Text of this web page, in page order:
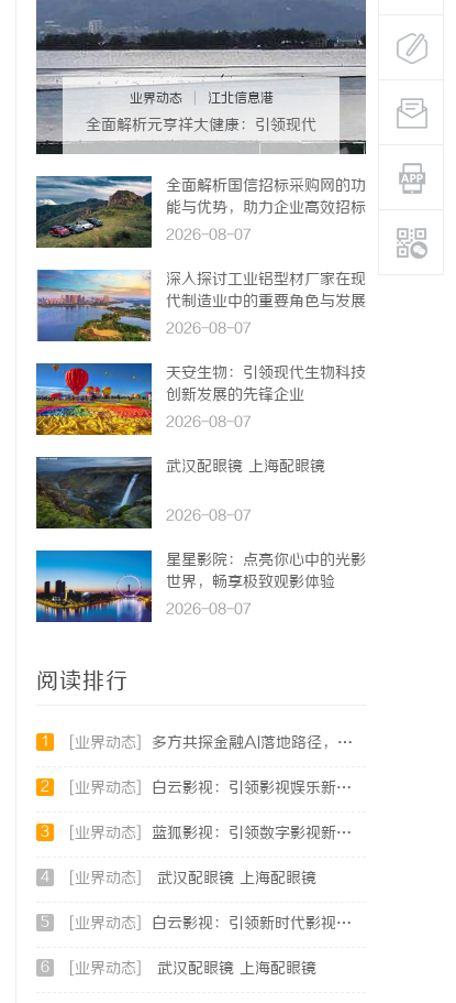
业界动态 江北信息港
全面解析元亨祥大健康：引领现代
健康生活新趋势
全面解析国信招标采购网的功
能与优势，助力企业高效招标
采购
2026-08-07
深入探讨工业铝型材厂家在现
代制造业中的重要角色与发展
趋势
2026-08-07
天安生物：引领现代生物科技
创新发展的先锋企业
2026-08-07
武汉配眼镜 上海配眼镜
2026-08-07
星星影院：点亮你心中的光影
世界，畅享极致观影体验
2026-08-07
阅读排行
1 [业界动态] 多方共探金融AI落地路径，天创信用星图AI助力产业金融智能升级
2 [业界动态] 白云影视：引领影视娱乐新时代的先锋力量
3 [业界动态] 蓝狐影视：引领数字影视新时代的创新力量
4 [业界动态] 武汉配眼镜 上海配眼镜
5 [业界动态] 白云影视：引领新时代影视文化发展的新力量
6 [业界动态] 武汉配眼镜 上海配眼镜